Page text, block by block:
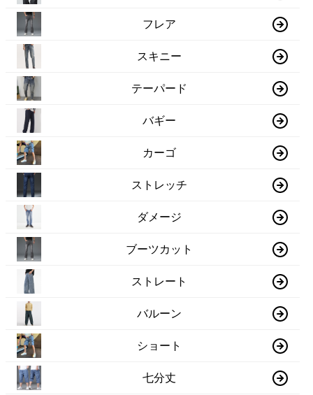
フレア
スキニー
テーパード
バギー
カーゴ
ストレッチ
ダメージ
ブーツカット
ストレート
バルーン
ショート
七分丈